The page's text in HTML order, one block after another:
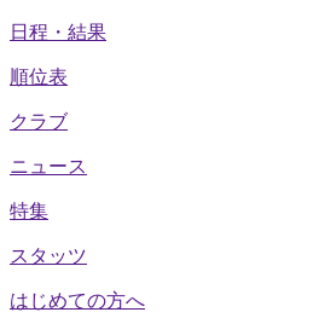
日程・結果
順位表
クラブ
ニュース
特集
スタッツ
はじめての方へ